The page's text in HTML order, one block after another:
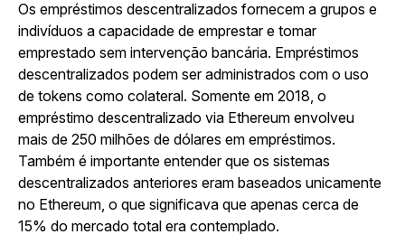
Os empréstimos descentralizados fornecem a grupos e
indivíduos a capacidade de emprestar e tomar
emprestado sem intervenção bancária. Empréstimos
descentralizados podem ser administrados com o uso
de tokens como colateral. Somente em 2018, o
empréstimo descentralizado via Ethereum envolveu
mais de 250 milhões de dólares em empréstimos.
Também é importante entender que os sistemas
descentralizados anteriores eram baseados unicamente
no Ethereum, o que significava que apenas cerca de
15% do mercado total era contemplado.